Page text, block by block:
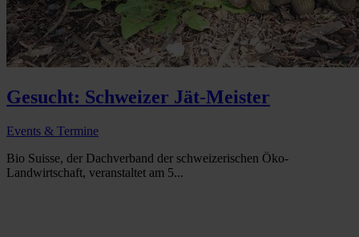
Gesucht: Schweizer Jät-Meister
Events & Termine
Bio Suisse, der Dachverband der schweizerischen Öko-
Landwirtschaft, veranstaltet am 5...